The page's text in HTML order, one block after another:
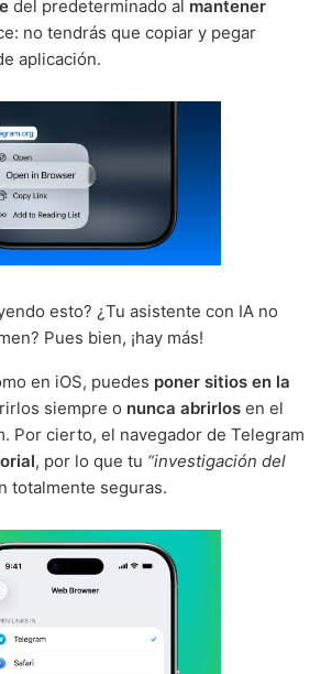
del predeterminado al mantener
no tendrás que copiar y pegar
aplicación.
esto? ¿Tu asistente con IA no
Pues bien, ¡hay más!
en iOS, puedes poner sitios en la
siempre o nunca abrirlos en el
Por cierto, el navegador de Telegram
, por lo que tu “investigación del
totalmente seguras.